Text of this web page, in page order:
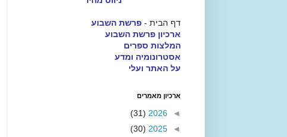
דף הבית - פרשת השבוע
ארכיון פרשת השבוע
המלצות ספרים
אסטרונומיה ומדע
על האתר ועלי
ארכיון מאמרים
◄
2026
(31)
◄
2025
(30)